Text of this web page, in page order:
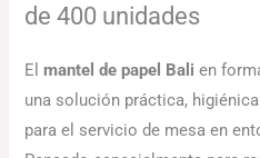
de 400 unidades
Elmantel de papel Bali en
una solución práctica,
para el servicio de mesa en